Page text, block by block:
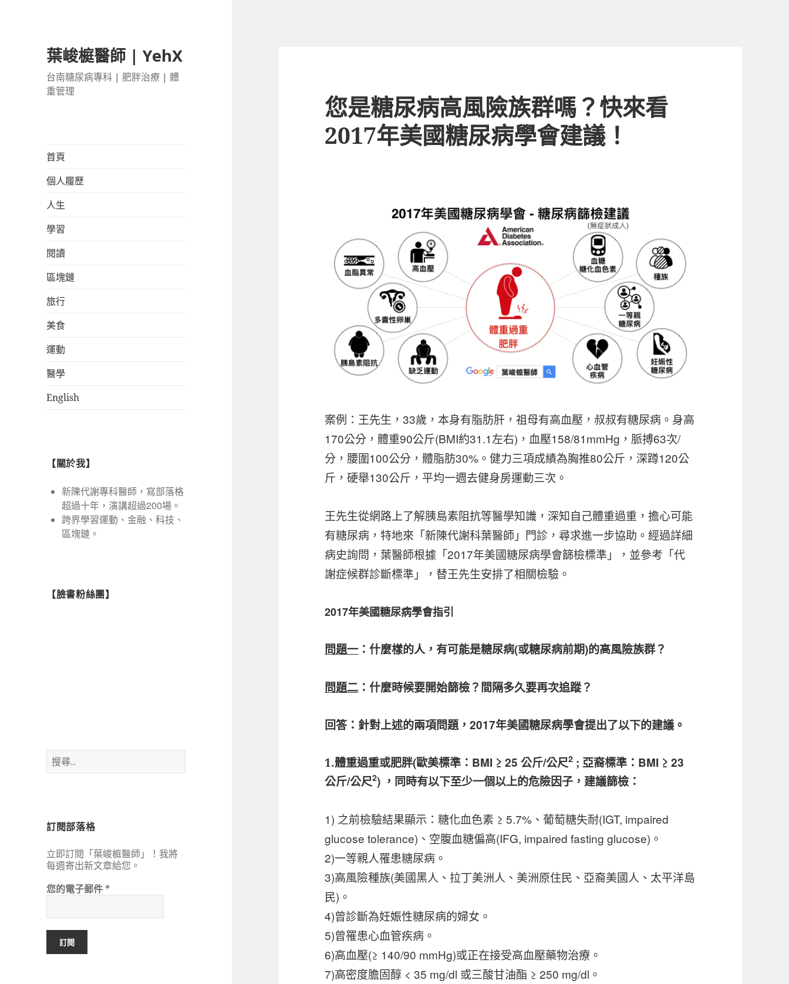
葉峻榳醫師 | YehX
台南糖尿病專科 | 肥胖治療 | 體
重管理
首頁
個人履歷
人生
學習
閱讀
區塊鏈
旅行
美食
運動
醫學
English
【關於我】
新陳代謝專科醫師，寫部落格
超過十年，演講超過200場。
跨界學習運動、金融、科技、
區塊鏈。
【臉書粉絲團】
搜
尋
訂閱部落格
立即訂閱「葉峻榳醫師」！我將
每週寄出新文章給您。
您的電子郵件*
您是糖尿病高風險族群嗎？快來看
2017年美國糖尿病學會建議！
案例：王先生，33歲，本身有脂肪肝，祖母有高血壓，叔叔有糖尿病。身高
170公分，體重90公斤(BMI約31.1左右)，血壓158/81mmHg，脈搏63次/
分，腰圍100公分，體脂肪30%。健力三項成績為胸推80公斤，深蹲120公
斤，硬舉130公斤，平均一週去健身房運動三次。
王先生從網路上了解胰島素阻抗等醫學知識，深知自己體重過重，擔心可能
有糖尿病，特地來「新陳代謝科葉醫師」門診，尋求進一步協助。經過詳細
病史詢問，葉醫師根據「2017年美國糖尿病學會篩檢標準」，並參考「代
謝症候群診斷標準」，替王先生安排了相關檢驗。
2017年美國糖尿病學會指引
問題一 ：什麼樣的人，有可能是糖尿病(或糖尿病前期)的高風險族群？
問題二 ：什麼時候要開始篩檢？間隔多久要再次追蹤？
回答：針對上述的兩項問題，2017年美國糖尿病學會提出了以下的建議。
1.體重過重或肥胖(歐美標準：BMI ≥ 25 公斤/公尺2 ; 亞裔標準：BMI ≥ 23
公斤/公尺2) ，同時有以下至少一個以上的危險因子，建議篩檢：
1) 之前檢驗結果顯示：糖化血色素 ≥ 5.7%、葡萄糖失耐(IGT, impaired
glucose tolerance)、空腹血糖偏高(IFG, impaired fasting glucose)。
2)一等親人罹患糖尿病。
3)高風險種族(美國黑人、拉丁美洲人、美洲原住民、亞裔美國人、太平洋島
民)。
4)曾診斷為妊娠性糖尿病的婦女。
5)曾罹患心血管疾病。
6)高血壓(≥ 140/90 mmHg)或正在接受高血壓藥物治療。
7)高密度膽固醇 < 35 mg/dl 或三酸甘油酯 ≥ 250 mg/dl。